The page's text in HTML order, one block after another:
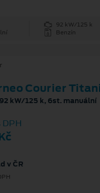
92 kW/125 k
Benzín
Courier
kW/125 k, 6st. manuální
v ČR